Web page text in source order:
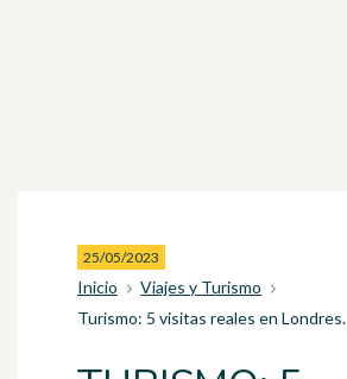
25/05/2023
Inicio
Viajes y Turismo
Turismo: 5 visitas reales en Londres.